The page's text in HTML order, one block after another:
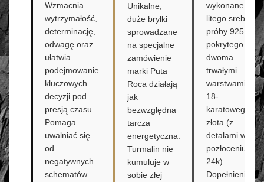
Wzmacnia
wytrzymałość,
determinację,
odwagę oraz
ułatwia
podejmowanie
kluczowych
decyzji pod
presją czasu.
Pomaga
uwalniać się
od
negatywnych
schematów
Unikalne,
duże bryłki
sprowadzane
na specjalne
zamówienie
marki Puta
Roca działają
jak
bezwzględna
tarcza
energetyczna.
Turmalin nie
kumuluje w
sobie złej
wykonane z
litego srebra
próby 925
pokrytego
dwoma
trwałymi
warstwami
18-
karatowego
złota (z
detalami w
pozłoceniu
24k).
Dopełnieniem